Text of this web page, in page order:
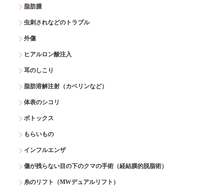
脂肪腫
虫刺されなどのトラブル
外傷
ヒアルロン酸注入
耳のしこり
脂肪溶解注射（カベリンなど）
体表のシコリ
ボトックス
もらいもの
インフルエンザ
傷が残らない目の下のクマの手術（経結膜的脱脂術）
糸のリフト（MWデュアルリフト）